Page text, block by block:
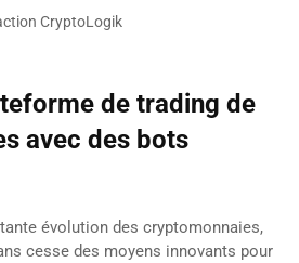
CryptoLogik
de trading de
avec des bots
évolution des cryptomonnaies,
cesse des moyens innovants pour